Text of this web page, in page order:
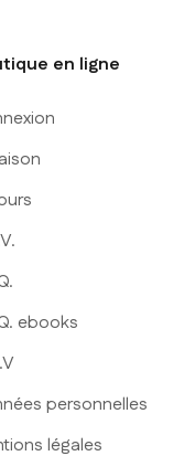
en ligne
ebooks
personnelles
légales